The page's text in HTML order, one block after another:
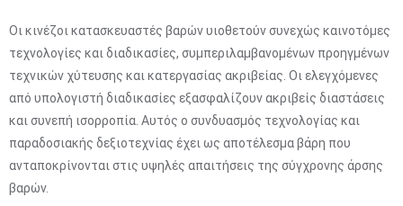
Οι κινέζοι κατασκευαστές βαρών υιοθετούν συνεχώς καινοτόμες
τεχνολογίες και διαδικασίες, συμπεριλαμβανομένων προηγμένων
τεχνικών χύτευσης και κατεργασίας ακριβείας. Οι ελεγχόμενες
από υπολογιστή διαδικασίες εξασφαλίζουν ακριβείς διαστάσεις
και συνεπή ισορροπία. Αυτός ο συνδυασμός τεχνολογίας και
παραδοσιακής δεξιοτεχνίας έχει ως αποτέλεσμα βάρη που
ανταποκρίνονται στις υψηλές απαιτήσεις της σύγχρονης άρσης
βαρών.